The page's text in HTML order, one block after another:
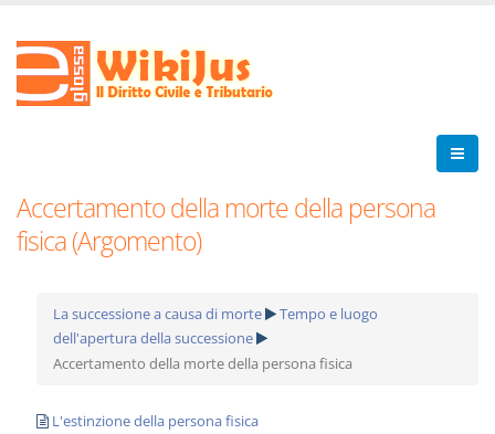
Accertamento della morte della persona
fisica (Argomento)
La successione a causa di morte
Tempo e luogo
dell'apertura della successione
Accertamento della morte della persona fisica
L'estinzione della persona fisica